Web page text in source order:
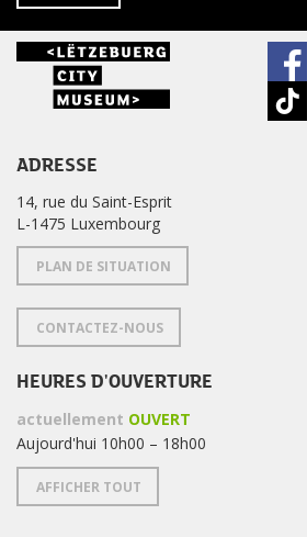
ADRESSE
14, rue du Saint-Esprit
L-1475 Luxembourg
PLAN DE SITUATION
CONTACTEZ-NOUS
HEURES D'OUVERTURE
actuellement OUVERT
Aujourd'hui 10h00 – 18h00
AFFICHER TOUT